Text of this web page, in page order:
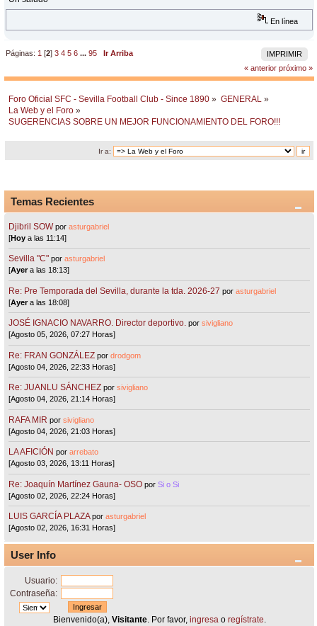
En línea
IMPRIMIR
Páginas: 1 [2]3 4 5 6 ...95
Ir Arriba
« anterior próximo »
Foro Oficial SFC - Sevilla Football Club - Since 1890 » GENERAL »
La Web y el Foro »
SUGERENCIAS SOBRE UN MEJOR FUNCIONAMIENTO DEL FORO!!!
Ir a:
Temas Recientes
Djibril SOW porasturgabriel
[Hoy a las 11:14]
Sevilla "C"porasturgabriel
[Ayera las 18:13]
Re: Pre Temporada del Sevilla, durante la tda. 2026-27 porasturgabriel
[Ayera las 18:08]
JOSÉ IGNACIO NAVARRO. Director deportivo. porsivigliano
[Agosto 05, 2026, 07:27 Horas]
Re: FRAN GONZÁLEZ pordrodgom
[Agosto 04, 2026, 22:33 Horas]
Re: JUANLU SÁNCHEZ porsivigliano
[Agosto 04, 2026, 21:14 Horas]
RAFA MIR porsivigliano
[Agosto 04, 2026, 21:03 Horas]
LA AFICIÓN porarrebato
[Agosto 03, 2026, 13:11 Horas]
Re: Joaquín Martínez Gauna- OSO porSi o Si
[Agosto 02, 2026, 22:24 Horas]
LUIS GARCÍA PLAZA porasturgabriel
[Agosto 02, 2026, 16:31 Horas]
User Info
Usuario:
Contraseña:
Bienvenido(a), Visitante. Por favor, ingresao regístrate.